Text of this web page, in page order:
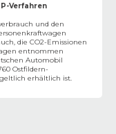
Verfahren
und den
die CO2-Emissionen
entnommen
Automobil
Ostfildern-
erhältlich ist.